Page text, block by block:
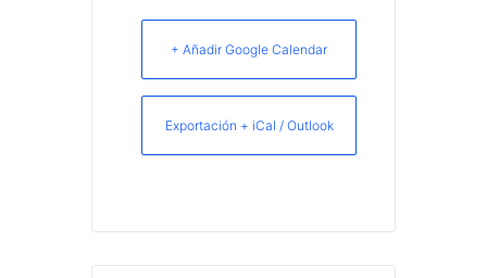
+ Añadir Google Calendar
Exportación + iCal / Outlook